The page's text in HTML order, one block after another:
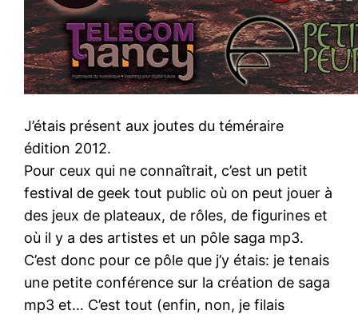
J’étais présent aux joutes du téméraire
édition 2012.
Pour ceux qui ne connaîtrait, c’est un petit
festival de geek tout public où on peut jouer à
des jeux de plateaux, de rôles, de figurines et
où il y a des artistes et un pôle saga mp3.
C’est donc pour ce pôle que j’y étais: je tenais
une petite conférence sur la création de saga
mp3 et… C’est tout (enfin, non, je filais